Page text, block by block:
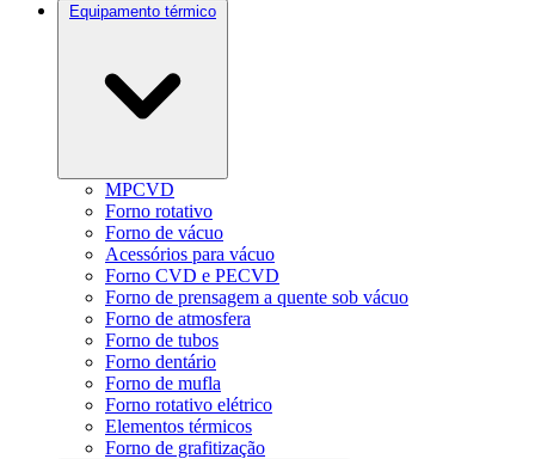
Equipamento térmico
MPCVD
Forno rotativo
Forno de vácuo
Acessórios para vácuo
Forno CVD e PECVD
Forno de prensagem a quente sob vácuo
Forno de atmosfera
Forno de tubos
Forno dentário
Forno de mufla
Forno rotativo elétrico
Elementos térmicos
Forno de grafitização